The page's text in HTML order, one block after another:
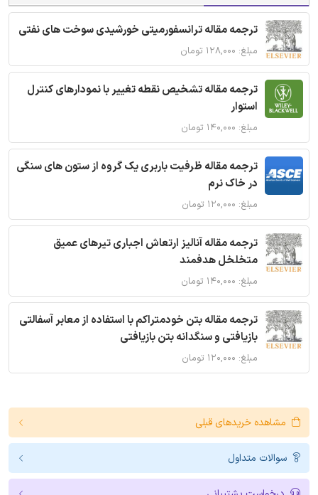
ترجمه مقاله ترانسفورمیتی خورشیدی سوخت های نفتی
مبلغ: ۱۲۸,۰۰۰ تومان
ترجمه مقاله تشخیص نقطه تغییر با نمودارهای کنترل
استوار
مبلغ: ۱۴۰,۰۰۰ تومان
ترجمه مقاله ظرفیت باربری یک گروه از ستون های سنگی
در خاک نرم
مبلغ: ۱۲۰,۰۰۰ تومان
ترجمه مقاله آنالیز ارتعاش اجباری تیرهای عمیق
متخلخل هدفمند
مبلغ: ۱۴۰,۰۰۰ تومان
ترجمه مقاله بتن خودمتراکم با استفاده از معابر آسفالتی
بازیافتی و سنگدانه بتن بازیافتی
مبلغ: ۱۲۰,۰۰۰ تومان
مشاهده خریدهای قبلی
سوالات متداول